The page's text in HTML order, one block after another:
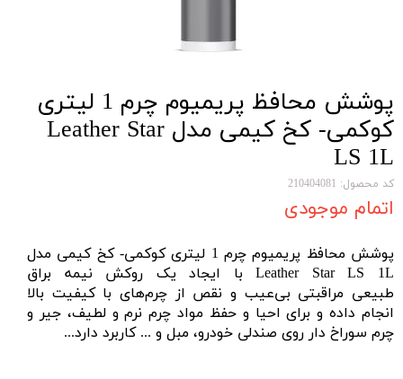
پوشش محافظ پریمیوم چرم 1 لیتری
کوکمی- کخ کیمی مدل Leather Star
LS 1L
کد محصول: 210404081
اتمام موجودی
پوشش محافظ پریمیوم چرم 1 لیتری کوکمی- کخ کیمی مدل
Leather Star LS 1L با ایجاد یک روکش نیمه براق
طبیعی مراقبتی بی‌عیب و نقص از چرم‌های با کیفیت بالا
انجام داده و برای احیا و حفظ مواد چرم نرم و لطیف، جیر و
چرم سوراخ دار روی صندلی خودرو، مبل و ... کاربرد دارد...